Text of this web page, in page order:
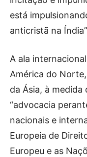
está
anticristã na
A ala
América do
da Ásia, à medida
“advocacia
nacionais e
Europeia de
Europeu e as